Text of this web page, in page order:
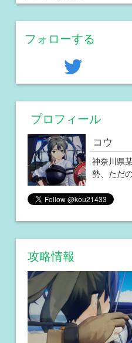
フォローする
twitter
プロフィール
コウ
神奈川県
勢、ただ
攻略情報